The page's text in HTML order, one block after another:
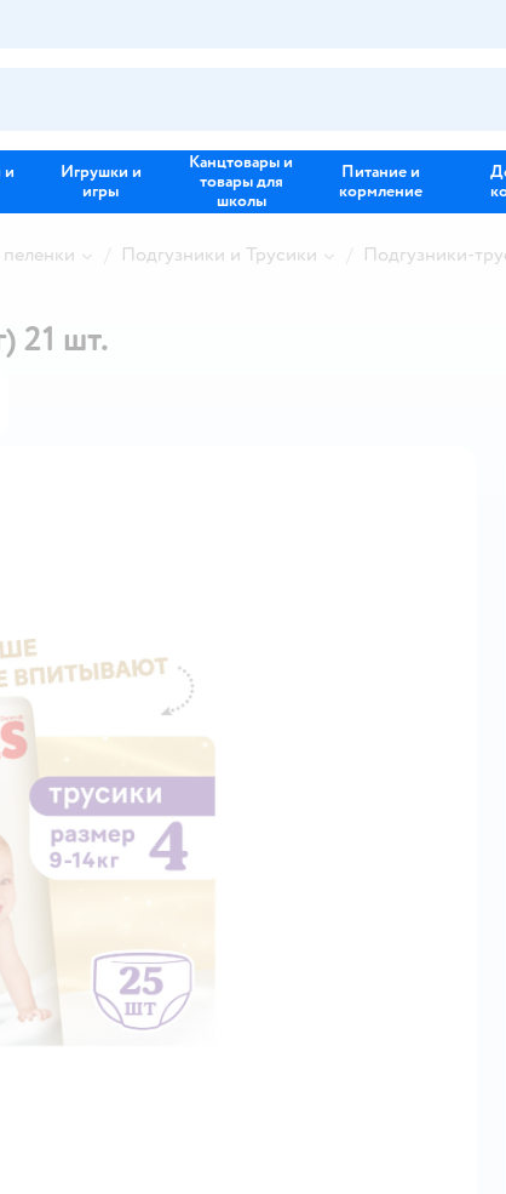
и
Игрушки и
игры
Канцтовары и
товары для
школы
Питание и
кормление
Подгузники и Трусики Подгузники-
21 шт.